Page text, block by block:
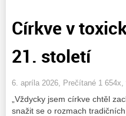
Církve v
21. století
6. apríla 2026, Prečítané 1 654x,
„Vždycky jsem církve chtěl
snažit se o rozmach